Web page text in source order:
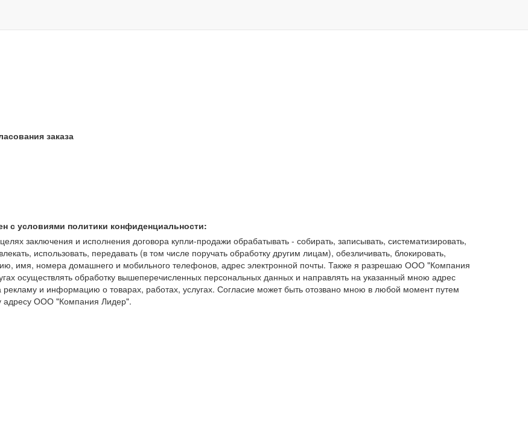
заказа
с условиями политики конфиденциальности:
заключения и исполнения договора купли-продажи обрабатывать - собирать, записывать, систематизировать,
использовать, передавать (в том числе поручать обработку другим лицам), обезличивать, блокировать,
имя, номера домашнего и мобильного телефонов, адрес электронной почты. Также я разрешаю ООО "Компания
осуществлять обработку вышеперечисленных персональных данных и направлять на указанный мною адрес
и информацию о товарах, работах, услугах. Согласие может быть отозвано мною в любой момент путем
адресу ООО "Компания Лидер".